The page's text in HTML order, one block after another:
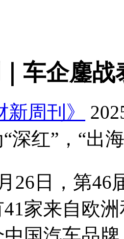
车企鏖
新周刊》
深红”，“出
26日，第
家来自欧